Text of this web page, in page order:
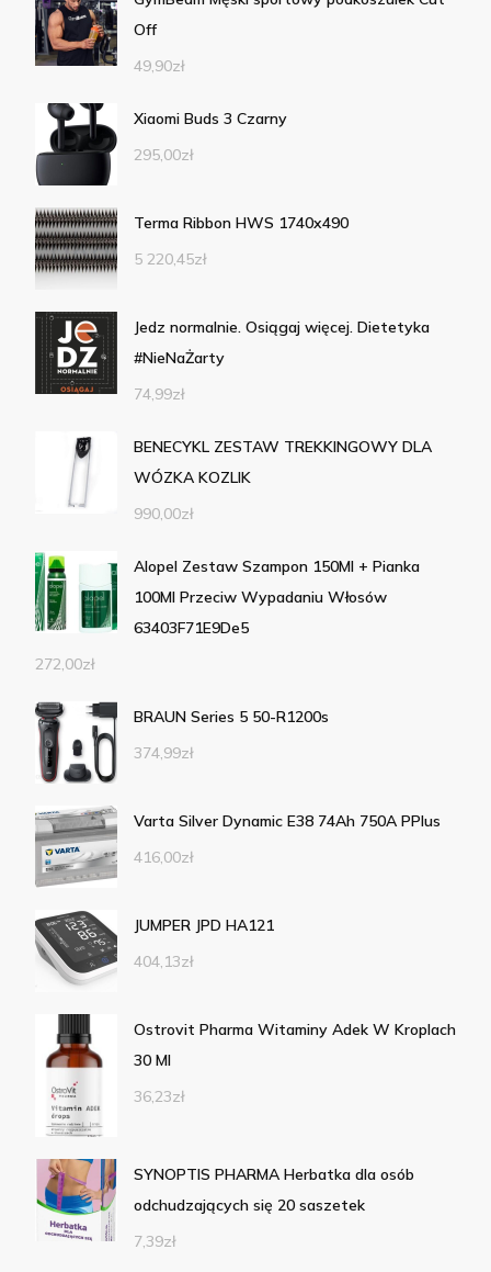
Off
49,90zł
Xiaomi Buds 3 Czarny
295,00zł
Terma Ribbon HWS 1740x490
5 220,45zł
Jedz normalnie. Osiągaj więcej. Dietetyka
#NieNaŻarty
74,99zł
BENECYKL ZESTAW TREKKINGOWY DLA
WÓZKA KOZLIK
990,00zł
Alopel Zestaw Szampon 150Ml + Pianka
100Ml Przeciw Wypadaniu Włosów
63403F71E9De5
272,00zł
BRAUN Series 5 50-R1200s
374,99zł
Varta Silver Dynamic E38 74Ah 750A PPlus
416,00zł
JUMPER JPD HA121
404,13zł
Ostrovit Pharma Witaminy Adek W Kroplach
30 Ml
36,23zł
SYNOPTIS PHARMA Herbatka dla osób
odchudzających się 20 saszetek
7,39zł